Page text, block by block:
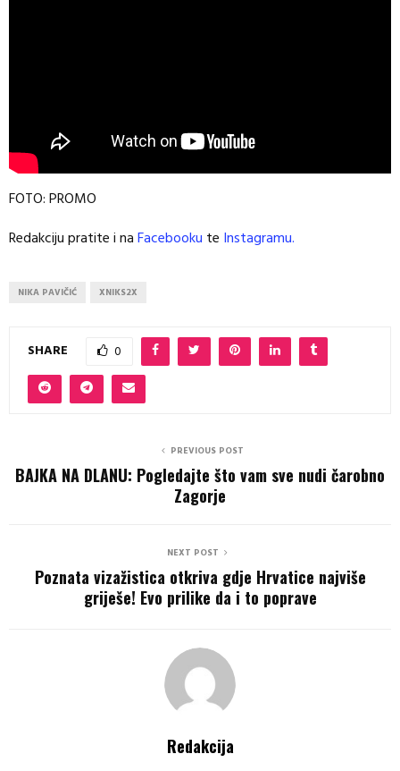
FOTO: PROMO
Redakciju pratite i naFacebooku te Instagramu.
NIKA PAVIČIĆ XNIKS2X
SHARE 0
PREVIOUS POST
BAJKA NA DLANU: Pogledajte što vam sve nudi čarobno
Zagorje
NEXT POST
Poznata vizažistica otkriva gdje Hrvatice najviše
griješe! Evo prilike da i to poprave
Redakcija